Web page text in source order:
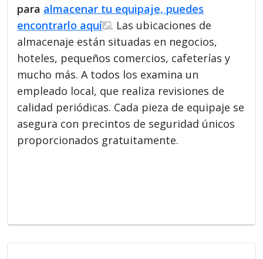
para almacenar tu equipaje, puedes
encontrarlo aquí
. Las ubicaciones de
almacenaje están situadas en negocios,
hoteles, pequeños comercios, cafeterías y
mucho más. A todos los examina un
empleado local, que realiza revisiones de
calidad periódicas. Cada pieza de equipaje se
asegura con precintos de seguridad únicos
proporcionados gratuitamente.